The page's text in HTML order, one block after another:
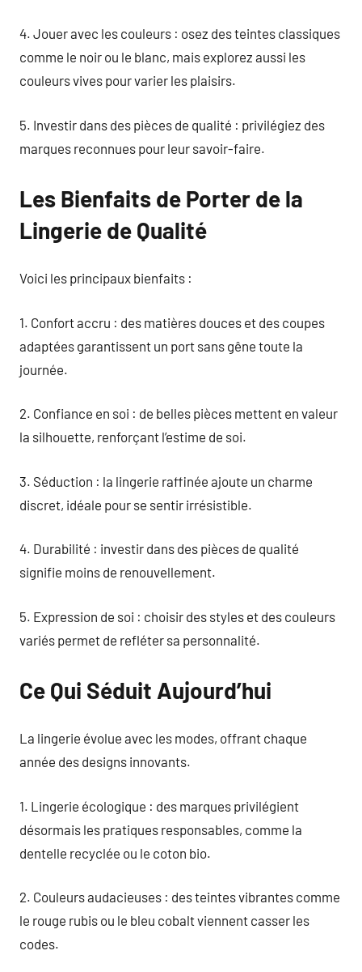
4. Jouer avec les couleurs : osez des teintes classiques
comme le noir ou le blanc, mais explorez aussi les
couleurs vives pour varier les plaisirs.
5. Investir dans des pièces de qualité : privilégiez des
marques reconnues pour leur savoir-faire.
Les Bienfaits de Porter de la
Lingerie de Qualité
Voici les principaux bienfaits :
1. Confort accru : des matières douces et des coupes
adaptées garantissent un port sans gêne toute la
journée.
2. Confiance en soi : de belles pièces mettent en valeur
la silhouette, renforçant l’estime de soi.
3. Séduction : la lingerie raffinée ajoute un charme
discret, idéale pour se sentir irrésistible.
4. Durabilité : investir dans des pièces de qualité
signifie moins de renouvellement.
5. Expression de soi : choisir des styles et des couleurs
variés permet de refléter sa personnalité.
Ce Qui Séduit Aujourd’hui
La lingerie évolue avec les modes, offrant chaque
année des designs innovants.
1. Lingerie écologique : des marques privilégient
désormais les pratiques responsables, comme la
dentelle recyclée ou le coton bio.
2. Couleurs audacieuses : des teintes vibrantes comme
le rouge rubis ou le bleu cobalt viennent casser les
codes.